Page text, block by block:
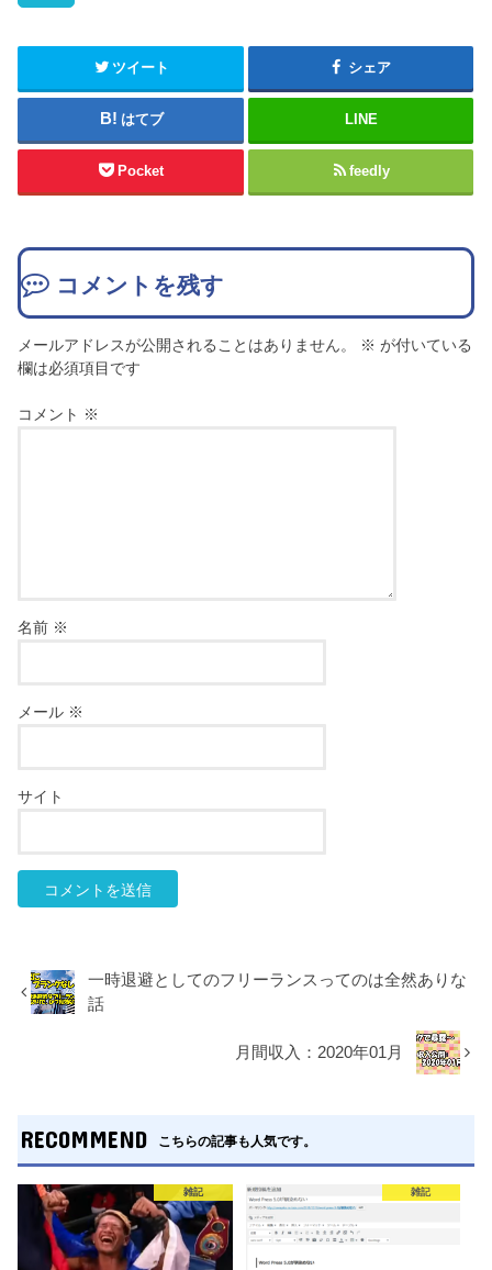
ツイート シェア
はてブ LINE
Pocket feedly
コメントを残す
メールアドレスが公開されることはありません。 ※ が付いている
欄は必須項目です
コメント ※
名前 ※
メール ※
サイト
一時退避としてのフリーランスってのは全然ありな
話
月間収入：2020年01月
RECOMMEND こちらの記事も人気です。
雑記 雑記